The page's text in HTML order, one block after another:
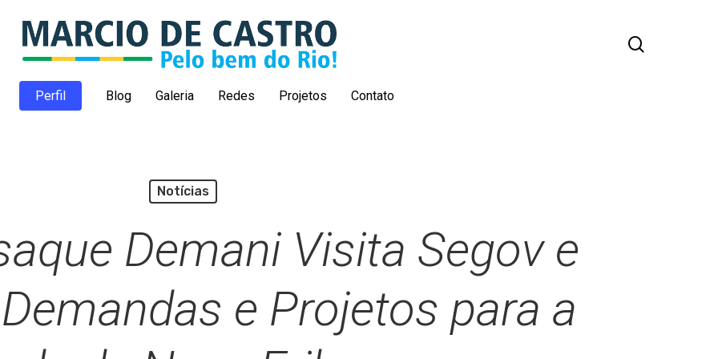
Perfil Blog Galeria Redes Projetos Contato
Notícias
Demani Visita Segov e
e Projetos para a